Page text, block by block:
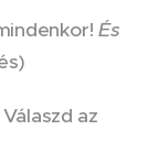
És
az